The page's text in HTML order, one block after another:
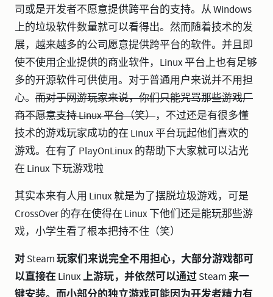
司或是开发者不愿意提供跨平台的支持。从 Windows
上的垃圾软件数量就可以看得出。然而随着技术的发
展，越来越多的公司愿意提供跨平台的软件。并且即
使不使用企业提供的商业软件，Linux 平台上也有足够
多的开源软件可供使用。对于普通用户来说并不用担
心。 而对于网游玩家来说，你们只能咒骂那些游戏厂
商不愿意支持 Linux 平台（笑），不过还是有很多懂
技术的游戏玩家成功的在 Linux 平台玩起他们喜欢的
游戏。在有了 PlayOnLinux 的帮助下大家就可以沾光
在 Linux 下玩游戏啦
其实本来有人用 Linux 就是为了摆脱垃圾游戏，可是
CrossOver 的存在使得在 Linux 下他们还是能玩那些游
戏，小学生看了根本把持不住（笑）
对 Steam 玩家们来说完全不用担心，大部分游戏都可
以直接在 Linux 上游玩，并依然可以通过 Steam 来一